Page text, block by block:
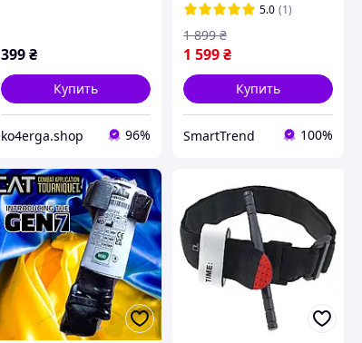
экстренной помощи
399 ₴
Купить
ko4erga.shop 96%
5.0 (1)
1 599₴
1 899 ₴
Купить
SmartTrend 100%